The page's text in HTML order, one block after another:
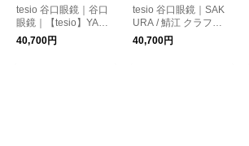
tesio 谷口眼鏡｜谷口
眼鏡｜【tesio】YAMA
サングラス
40,700円
tesio 谷口眼鏡｜SAK
URA / 鯖江 クラフト
サングラス / 谷口眼鏡
（全3色）
40,700円